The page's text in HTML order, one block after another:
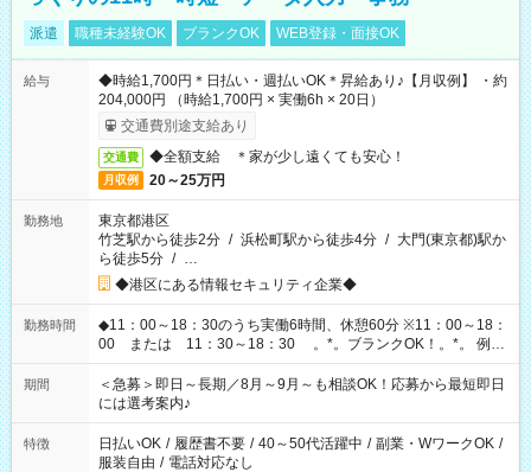
派遣 職種未経験OK ブランクOK WEB登録・面接OK
給与
◆時給1,700円＊日払い・週払いOK＊昇給あり♪【月収例】 ・約
204,000円 （時給1,700円 × 実働6h × 20日）
交通費別途支給あり
交通費 ◆全額支給 ＊家が少し遠くても安心！
月収例 20～25万円
勤務地
東京都港区
竹芝駅から徒歩2分 / 浜松町駅から徒歩4分 / 大門(東京都)駅か
ら徒歩5分 / …
◆港区にある情報セキュリティ企業◆
勤務時間
◆11：00～18：30のうち実働6時間、休憩60分 ※11：00～18：
00 または 11：30～18：30 。*。ブランクOK！。*。 例え
ば前職が、 在宅/財団法人/事務/コールセンター/受付/販売/カフェ
スタッフ スイーツ販売/ホテルフロント/化粧品販売/など 様々な
業界から入社して活躍されています♪
期間
＜急募＞即日～長期／8月～9月～も相談OK！応募から最短即日
には選考案内♪
特徴 日払いOK / 履歴書不要 / 40～50代活躍中 / 副業・WワークOK /
服装自由 / 電話対応なし